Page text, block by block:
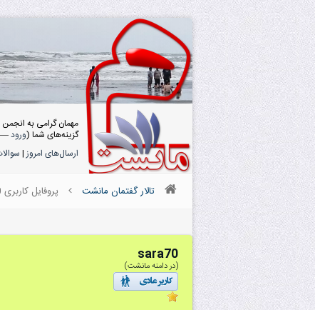
مهمان گرامی به
گزینه‌های شما (ورود
ارسال‌های امروز|
تالار گفتمان مانشت پروفایل کاربری sara70
sara70
(در دامنه مانشت)